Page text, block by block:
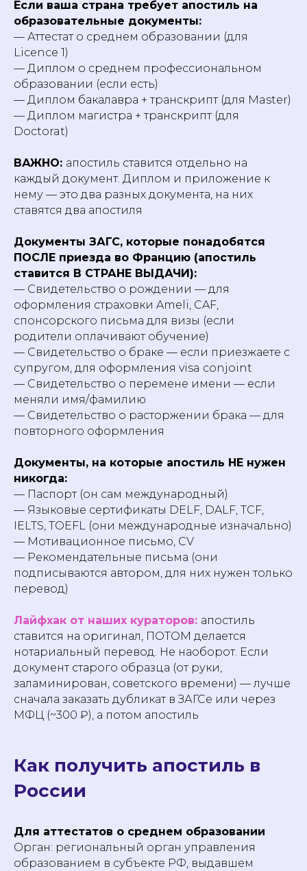
Если ваша страна требует апостиль на
образовательные документы:
— Аттестат о среднем образовании (для
Licence 1)
— Диплом о среднем профессиональном
образовании (если есть)
— Диплом бакалавра + транскрипт (для Master)
— Диплом магистра + транскрипт (для
Doctorat)
ВАЖНО: апостиль ставится отдельно на
каждый документ. Диплом и приложение к
нему — это два разных документа, на них
ставятся два апостиля
Документы ЗАГС, которые понадобятся
ПОСЛЕ приезда во Францию (апостиль
ставится В СТРАНЕ ВЫДАЧИ):
— Свидетельство о рождении — для
оформления страховки Ameli, CAF,
спонсорского письма для визы (если
родители оплачивают обучение)
— Свидетельство о браке — если приезжаете с
супругом, для оформления visa conjoint
— Свидетельство о перемене имени — если
меняли имя/фамилию
— Свидетельство о расторжении брака — для
повторного оформления
Документы, на которые апостиль НЕ нужен
никогда:
— Паспорт (он сам международный)
— Языковые сертификаты DELF, DALF, TCF,
IELTS, TOEFL (они международные изначально)
— Мотивационное письмо, CV
— Рекомендательные письма (они
подписываются автором, для них нужен только
перевод)
Лайфхак от наших кураторов: апостиль
ставится на оригинал, ПОТОМ делается
нотариальный перевод. Не наоборот. Если
документ старого образца (от руки,
заламинирован, советского времени) — лучше
сначала заказать дубликат в ЗАГСе или через
МФЦ (~300 ₽), а потом апостиль
Как получить апостиль в
России
Для аттестатов о среднем образовании
Орган: региональный орган управления
образованием в субъекте РФ, выдавшем